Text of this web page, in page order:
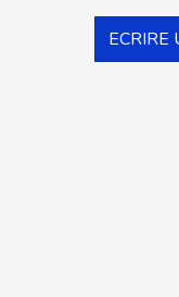
ECRIRE